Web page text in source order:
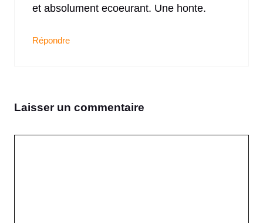
et absolument ecoeurant. Une honte.
Répondre
Laisser un commentaire